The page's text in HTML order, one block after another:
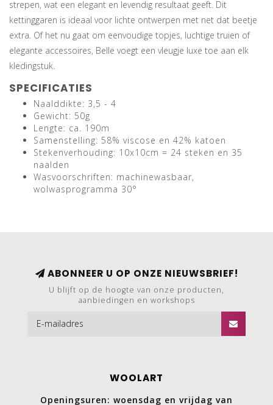
strepen, wat een elegant en levendig resultaat geeft. Dit
kettinggaren is ideaal voor lichte ontwerpen met net dat beetje
extra. Of het nu gaat om eenvoudige topjes, luchtige truien of
elegante accessoires, Belle voegt een vleugje luxe toe aan elk
kledingstuk.
SPECIFICATIES
Naalddikte: 3,5 - 4
Gewicht: 50g
Lengte: ca. 190m
Samenstelling: 58% viscose en 42% katoen
Stekenverhouding: 10x10cm = 24 steken en 35
naalden
Wasvoorschriften: machinewasbaar,
wolwasprogramma 30°
ABONNEER U OP ONZE NIEUWSBRIEF!
U blijft op de hoogte van onze producten,
aanbiedingen en workshops
WOOLART
Openingsuren: woensdag en vrijdag van